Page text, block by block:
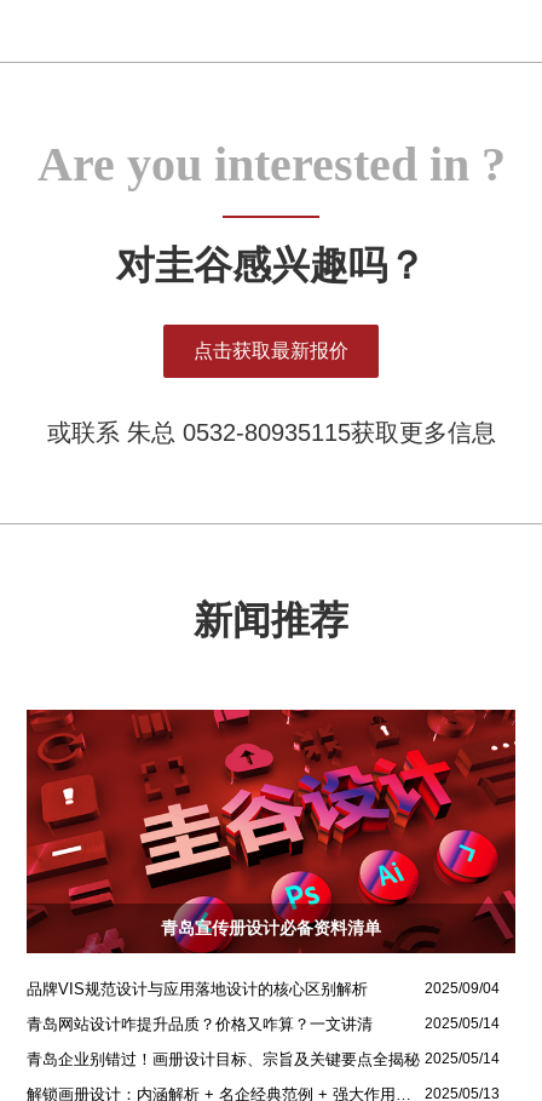
Are you interested in ?
对圭谷感兴趣吗？
点击获取最新报价
或联系 朱总 0532-80935115获取更多信息
新闻推荐
青岛宣传册设计必备资料清单
品牌VIS规范设计与应用落地设计的核心区别解析 2025/09/04
青岛网站设计咋提升品质？价格又咋算？一文讲清 2025/05/14
青岛企业别错过！画册设计目标、宗旨及关键要点全揭秘 2025/05/14
解锁画册设计：内涵解析 + 名企经典范例 + 强大作用全揭秘 2025/05/13